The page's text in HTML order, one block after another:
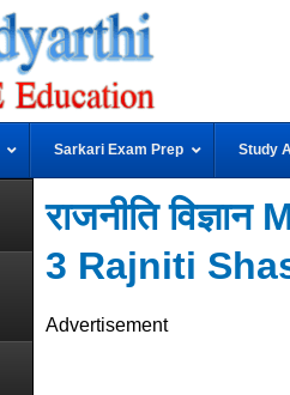
Sarkari Exam Prep Study
राजनीति
3 Rajniti
Advertisement